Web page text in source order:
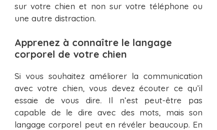
sur votre chien et non sur votre téléphone ou
une autre distraction.
Apprenez à connaître le langage
corporel de votre chien
Si vous souhaitez améliorer la communication
avec votre chien, vous devez écouter ce qu’il
essaie de vous dire. Il n’est peut-être pas
capable de le dire avec des mots, mais son
langage corporel peut en révéler beaucoup. En